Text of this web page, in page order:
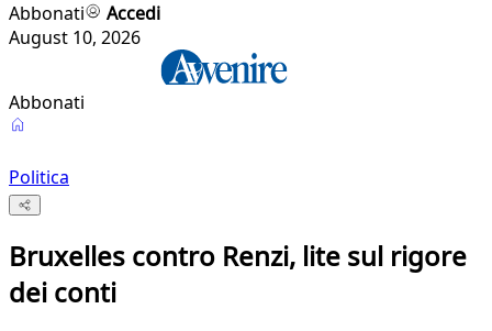
Abbonati
Accedi
August 10, 2026
Abbonati
Politica
Bruxelles contro Renzi, lite sul rigore
dei conti